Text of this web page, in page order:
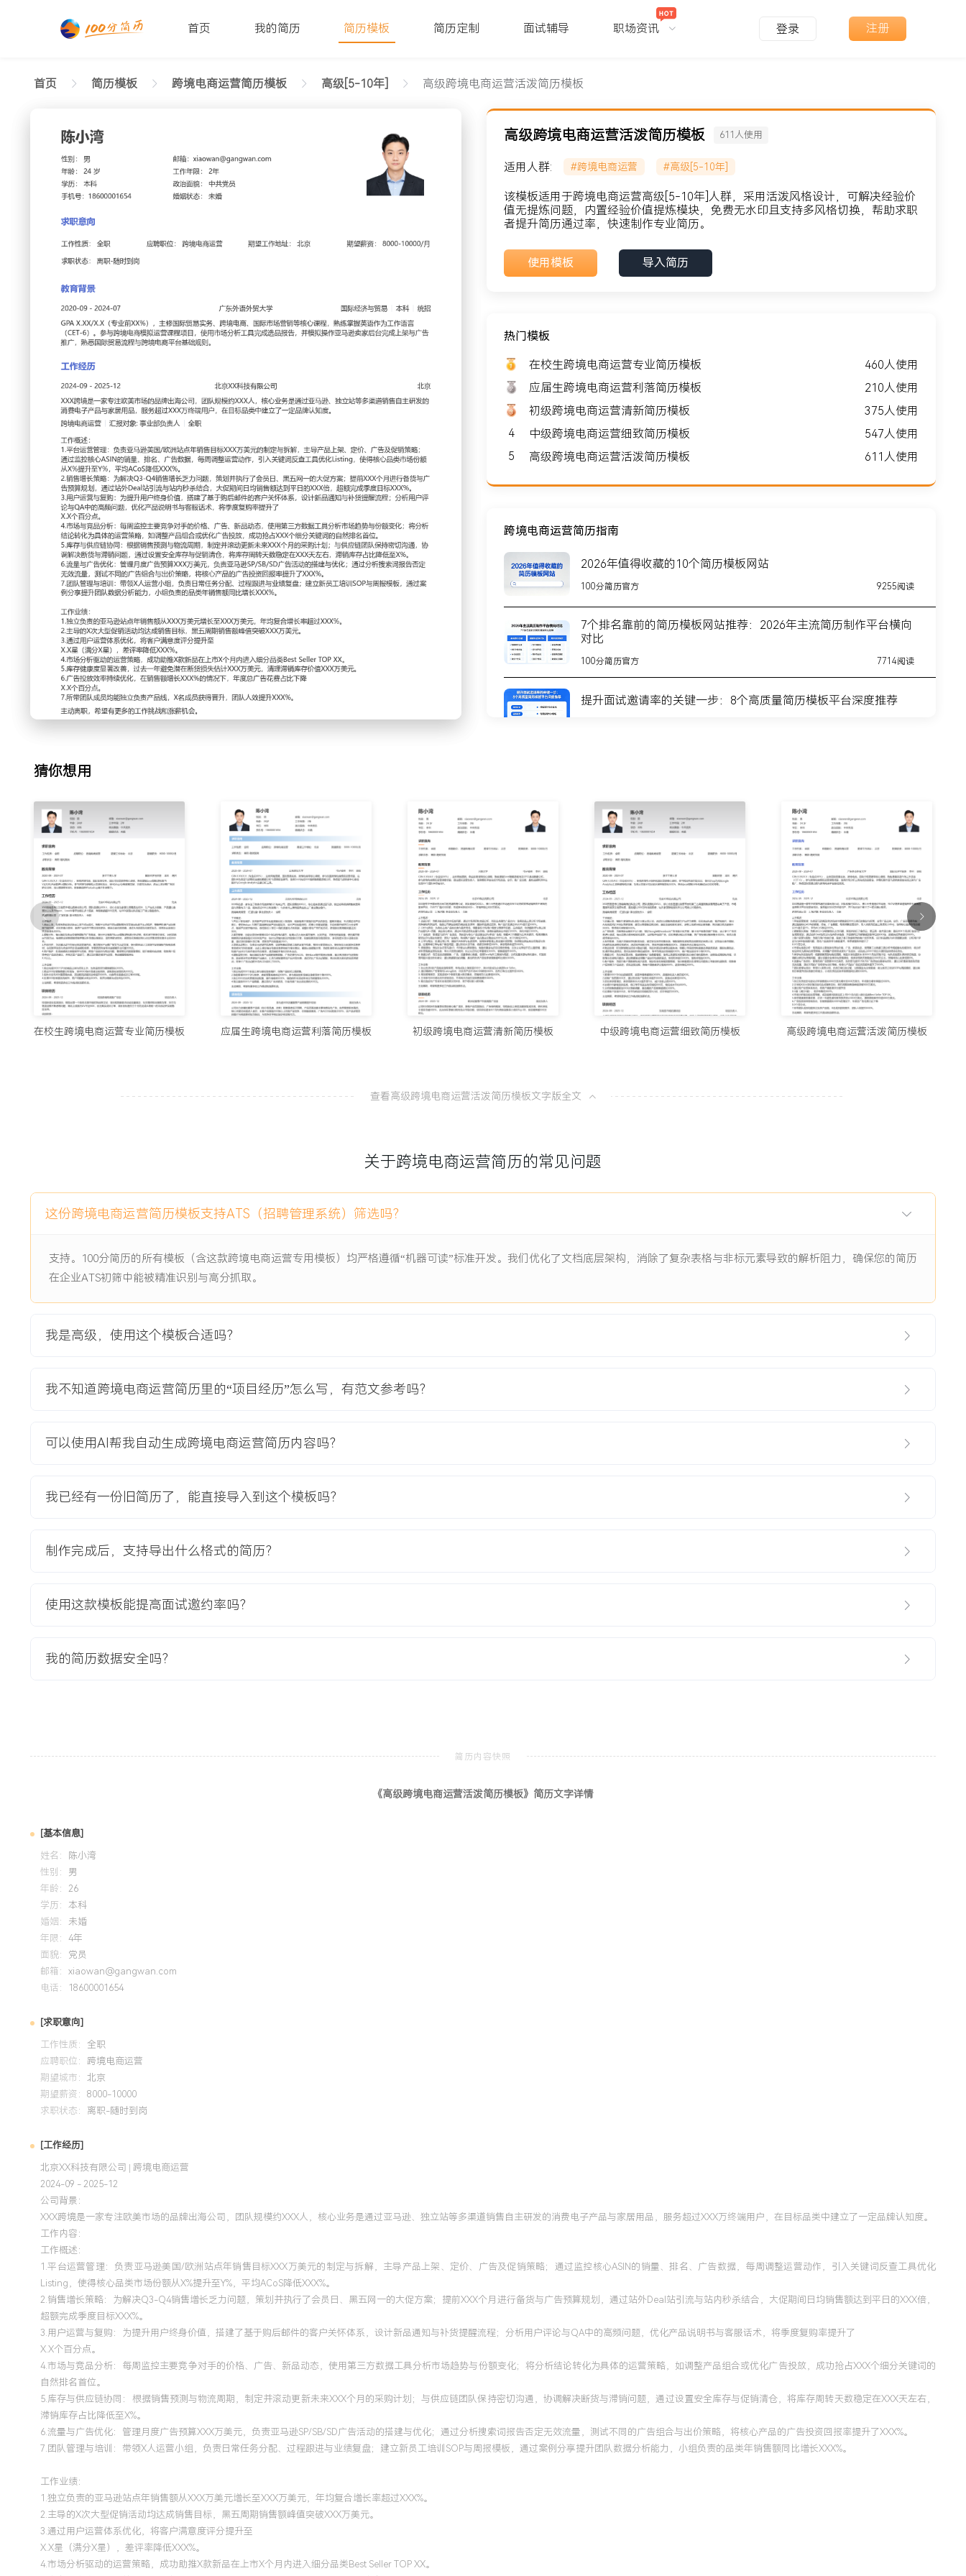
首页 我的简历 简历模板 简历定制 面试辅导 职场资讯 登录 注册
首页 简历模板 跨境电商运营简历模板 高级[5-10年] 高级跨境电商运营活泼简历模板
正在查看高级跨境电商运营活泼简历模板文字版
陈小湾
性别: 男年龄: 26学历: 本科
求职意向
工作性质: 全职应聘职位: 跨境电商运营
求职状态: 离职-随时到岗
工作经历
2024-09
XXX跨境是一家专注欧美市场的品牌出海公司，团队规模约XXX人，核心业务是通过亚马
逊、独立站等多渠道销售自主研发的消费电子产品与家居用品，服务超过XXX万终端用
户，在目标品类中建立了一定品牌认知度。
跨境电商运营汇报对象：部门总监
工作概述：
1.平台运营管理：负责亚马逊美国/欧洲站点年销售目标XXX万美元的制定与拆解，主导产
品上架、定价、广告及促销策略；通过监控核心ASIN的销量、排名、广告数据，每周调整
运营动作，引入关键词反查工具优化Listing，使得核心品类市场份额从X%提升至Y%，平
均ACoS降低XXX%。
2.销售增长策略：为解决Q3-Q4销售增长乏力问题，策划并执行了会员日、黑五网一的大
促方案；提前XXX个月进行备货与广告预算规划，通过站外Deal站引流与站内秒杀结合，
大促期间日均销售额达到平日的XXX倍，超额完成季度目标XXX%。
3.用户运营与复购：为提升用户终身价值，搭建了基于购后邮件的客户关怀体系，设计新
品通知与补货提醒流程；分析用户评论与QA中的高频问题，优化产品说明书与客服话术，
4.市场与竞品分析：每周监控主要竞争对手的价格、广告、新品动态，使用第三方数据工
广告投放，成功抢占XXX个细分关键词的自然排名首位。
5.库存与供应链协同：根据销售预测与物流周期，制定并滚动更新未来XXX个月的采购计
划；与供应链团队保持密切沟通，协调解决断货与滞销问题，通过设置安全库存与促销清
仓，将库存周转天数稳定在XXX天左右，滞销库存占比降低至X%。
6.流量与广告优化：管理月度广告预算XXX万美元，负责亚马逊SP/SB/SD广告活动的搭建
与优化；通过分析搜索词报告否定无效流量，测试不同的广告组合与出价策略，将核心产
品的广告投资回报率提升了XXX%。
7.团队管理与培训：带领X人运营小组，负责日常任务分配、过程跟进与业绩复盘；建立新
员工培训SOP与周报模板，通过案例分享提升团队数据分析能力，小组负责的品类年销售
额同比增长XXX%。
工作业绩：
1.独立负责的亚马逊站点年销售额从XXX万美元增长至XXX万美元，年均复合增长率超过
X.X星（满分X星），差评率降低XXX%。
X.X个百分点。
7.所带团队成员均能独立负责产品线，X名成员获得晋升，团队人效提升XXX%。
主动离职，希望有更多的工作挑战和涨薪机会。
无品牌认知、供应链与仓储系统未打通等挑战，目标是在X个月内完成网站上线并实现月
项目职责：
1.负责独立站整体规划：牵头完成Shopify建站、支付与物流渠道对接、基础商品上架与页
2.主导流量冷启动：从零开始规划并执行社交媒体（Facebook/Instagram/Pinterest）内容
营销与红人合作计划，通过小预算测试快速定位有效流量来源。
独立站专属的物流与包装方案，提升开箱体验。
4.搭建数据监测体系：部署Google Analytics并设置关键转化事件追踪，建立销售、流量、
项目业绩：
2.通过红人合作与内容营销，以低于XXX美元的单次转化成本获取了首批XXX名种子用
国际经济与贸易 本科
GPA X.XX/X.X（专业前XX%），主修国际贸易实务、跨境电商、国际市场营销等核心课
程，熟练掌握英语作为工作语言（CET-6）。参与跨境电商模拟运营课程项目，使用市场
分析工具完成选品报告，并模拟操作亚马逊卖家后台完成上架与广告推广，熟悉国际贸易
流程与跨境电商平台基础规则。
自我评价
工作背景：X年跨境电商全链路运营经验，精通亚马逊平台与独立站运营，具备从市场选
品、销售增长、用户运营到供应链协同的完整操盘经验，年均管理销售额超过XXX万美
元。平台运营：擅长通过数据驱动进行精细化运营，曾将负责站点的市场份额提升
具备从0到1搭建新渠道的能力，成功主导独立站冷启动项目，实现从零到月销XXX美元的
突破，并通过红人营销以低成本获取高质量种子用户。供应链协同：拥有与采购、物流团
队高效协作的经验，通过精准的销售预测与库存计划，将库存周转天数优化至XXX天，有
效平衡销售增长与库存健康。个人特质：结果导向，具备较强的数据分析、项目管理和团
培训经历
系统掌握亚马逊广告产品知识与优化策略，将认证所学应用于实际广告账户管理，通过重
构广告架构与精细化搜索词管理，在XXX万美元年度广告预算规模下，实现核心品牌产品
ACoS降低XXX%，新上市产品广告曝光份额提升XXX%。
高级跨境电商运营活泼简历模板 611 人使用
适用人群: #跨境电商运营 #高级[5-10年]
该模板适用于跨境电商运营高级[5-10年]人群，采用活泼风格设计，可解决经验价
值无提炼问题，内置经验价值提炼模块，免费无水印且支持多风格切换，帮助求职
者提升简历通过率，快速制作专业简历。
使用模板 导入简历
热门模板
在校生跨境电商运营专业简历模板
460人使用
应届生跨境电商运营利落简历模板
210人使用
初级跨境电商运营清新简历模板
375人使用
4
中级跨境电商运营细致简历模板
547人使用
5
高级跨境电商运营活泼简历模板 611人使用
跨境电商运营简历指南
2026年值得收藏的10个简历模板网站
100分简历官方 9255阅读
7个排名靠前的简历模板网站推荐：2026年主流简历制作平台横向
对比
100分简历官方 7714阅读
提升面试邀请率的关键一步：8个高质量简历模板平台深度推荐
不会写简历？这8个高质量简历模板网站，帮你轻松迈出求职第一
100分简历官方 9915阅读
你的简历为什么总是被筛掉？试试这6个在线简历制作网站
100分简历官方 7354阅读
10个值得试用的制作简历网站与在线简历工具推荐（2026）
100分简历官方 5678阅读
8款AI简历生成工具实测：从智能制作到优化，国内外精选推荐
一份让HR眼前一亮的简历：8个值得收藏的简历制作网站
100分简历官方 9484阅读
猜你想用
在校生跨境电商运营专业简历模板 应届生跨境电商运营利落简历模板 初级跨境电商运营清新简历模板 中级跨境电商运营细致简历模板 高级跨境电商运营活泼简历模板
查看高级跨境电商运营活泼简历模板文字版全文
关于跨境电商运营简历的常见问题
这份跨境电商运营简历模板支持ATS（招聘管理系统）筛选吗？
支持。100分简历的所有模板（含这款跨境电商运营专用模板）均严格遵循“机器可读”标准开发。我们优化了文档底层架构，消除了复杂表格与非标元素导致的解析阻力，确保您的简历
在企业ATS初筛中能被精准识别与高分抓取。
我是高级，使用这个模板合适吗？
我不知道跨境电商运营简历里的“项目经历”怎么写，有范文参考吗？
可以使用AI帮我自动生成跨境电商运营简历内容吗？
我已经有一份旧简历了，能直接导入到这个模板吗？
制作完成后，支持导出什么格式的简历？
使用这款模板能提高面试邀约率吗？
我的简历数据安全吗？
《高级跨境电商运营活泼简历模板》简历文字详情
[基本信息]
姓名：
陈小湾
性别： 男
年龄： 26
学历： 本科
婚姻： 未婚
年限： 4年
面貌： 党员
邮箱： xiaowan@gangwan.com
电话：
18600001654
[求职意向]
工作性质： 全职
应聘职位： 跨境电商运营
期望城市： 北京
期望薪资： 8000-10000
求职状态： 离职-随时到岗
[工作经历]
北京XX科技有限公司 | 跨境电商运营
2024-09 - 2025-12
公司背景：
XXX跨境是一家专注欧美市场的品牌出海公司，团队规模约XXX人，核心业务是通过亚马逊、独立站等多渠道销售自主研发的消费电子产品与家居用品，服务超过XXX万终端用户，在目标品类中建立了一定品牌认知度。
工作内容：
工作概述：
1.平台运营管理：负责亚马逊美国/欧洲站点年销售目标XXX万美元的制定与拆解，主导产品上架、定价、广告及促销策略；通过监控核心ASIN的销量、排名、广告数据，每周调整运营动作，引入关键词反查工具优化
Listing，使得核心品类市场份额从X%提升至Y%，平均ACoS降低XXX%。
2.销售增长策略：为解决Q3-Q4销售增长乏力问题，策划并执行了会员日、黑五网一的大促方案；提前XXX个月进行备货与广告预算规划，通过站外Deal站引流与站内秒杀结合，大促期间日均销售额达到平日的XXX倍，
超额完成季度目标XXX%。
3.用户运营与复购：为提升用户终身价值，搭建了基于购后邮件的客户关怀体系，设计新品通知与补货提醒流程；分析用户评论与QA中的高频问题，优化产品说明书与客服话术，将季度复购率提升了
X.X个百分点。
4.市场与竞品分析：每周监控主要竞争对手的价格、广告、新品动态，使用第三方数据工具分析市场趋势与份额变化；将分析结论转化为具体的运营策略，如调整产品组合或优化广告投放，成功抢占XXX个细分关键词的
自然排名首位。
5.库存与供应链协同：根据销售预测与物流周期，制定并滚动更新未来XXX个月的采购计划；与供应链团队保持密切沟通，协调解决断货与滞销问题，通过设置安全库存与促销清仓，将库存周转天数稳定在XXX天左右，
滞销库存占比降低至X%。
6.流量与广告优化：管理月度广告预算XXX万美元，负责亚马逊SP/SB/SD广告活动的搭建与优化；通过分析搜索词报告否定无效流量，测试不同的广告组合与出价策略，将核心产品的广告投资回报率提升了XXX%。
7.团队管理与培训：带领X人运营小组，负责日常任务分配、过程跟进与业绩复盘；建立新员工培训SOP与周报模板，通过案例分享提升团队数据分析能力，小组负责的品类年销售额同比增长XXX%。
工作业绩：
1.独立负责的亚马逊站点年销售额从XXX万美元增长至XXX万美元，年均复合增长率超过XXX%。
2.主导的X次大型促销活动均达成销售目标，黑五周期销售额峰值突破XXX万美元。
3.通过用户运营体系优化，将客户满意度评分提升至
X.X星（满分X星），差评率降低XXX%。
4.市场分析驱动的运营策略，成功助推X款新品在上市X个月内进入细分品类Best Seller TOP XX。